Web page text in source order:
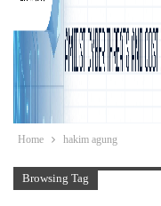
Home hakim agung
Browsing Tag